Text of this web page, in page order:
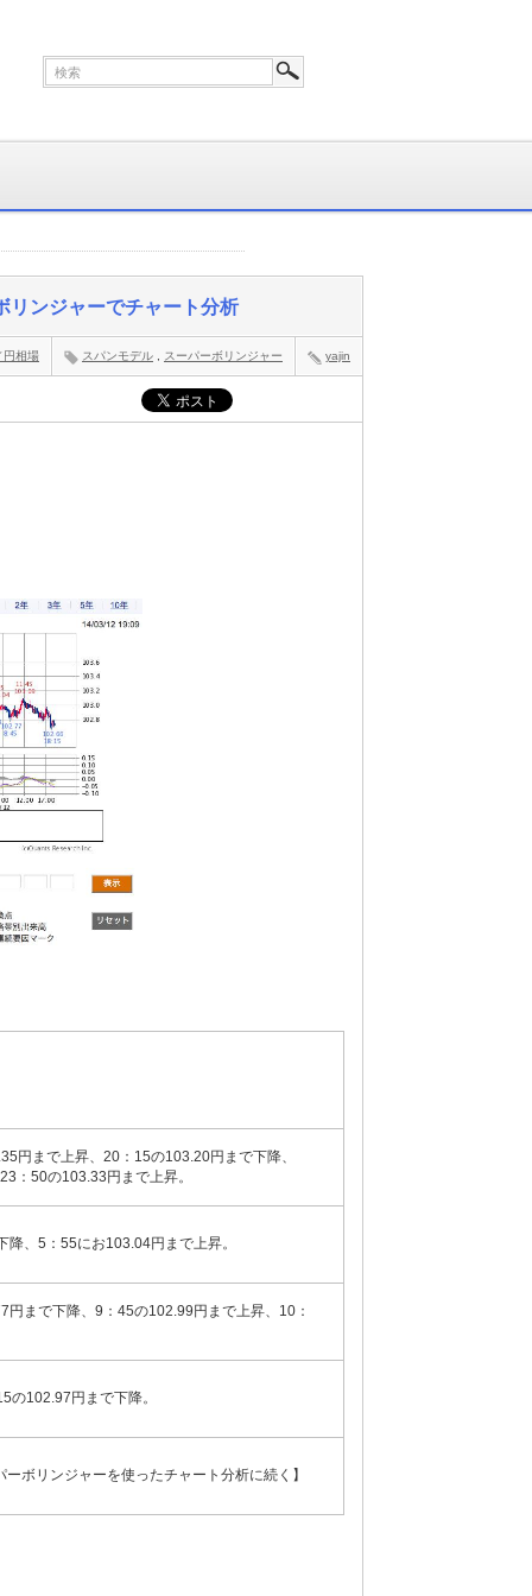
リンジャーでチャート分析
yajin
スパンモデル スーパーボリンジャー
円相場
円まで上昇、20：15の103.20円まで下降、
：50の103.33円まで上昇。
、5：55にお103.04円まで上昇。
まで下降、9：45の102.99円まで上昇、10：
102.97円まで下降。
ボリンジャーを使ったチャート分析に続く】